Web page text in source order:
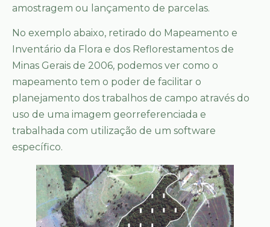
amostragem ou lançamento de parcelas.
No exemplo abaixo, retirado do Mapeamento e
Inventário da Flora e dos Reflorestamentos de
Minas Gerais de 2006, podemos ver como o
mapeamento tem o poder de facilitar o
planejamento dos trabalhos de campo através do
uso de uma imagem georreferenciada e
trabalhada com utilização de um software
específico.